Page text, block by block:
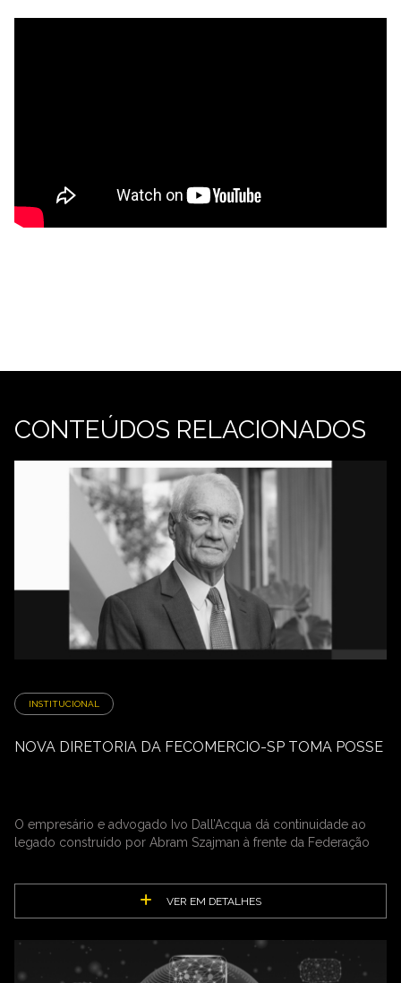
CONTEÚDOS RELACIONADOS
INSTITUCIONAL
NOVA DIRETORIA DA FECOMERCIO-SP TOMA POSSE
O empresário e advogado Ivo Dall’Acqua dá continuidade ao
legado construído por Abram Szajman à frente da Federação
VER EM DETALHES